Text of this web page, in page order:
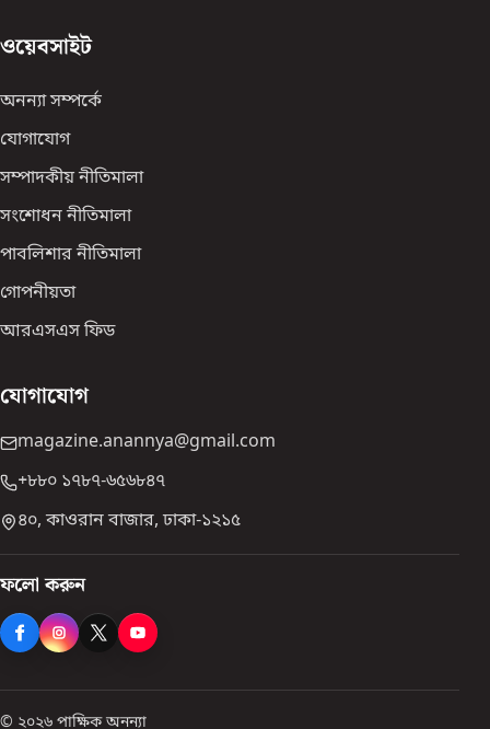
ওয়েবসাইট
অনন্যা সম্পর্কে
যোগাযোগ
সম্পাদকীয় নীতিমালা
সংশোধন নীতিমালা
পাবলিশার নীতিমালা
গোপনীয়তা
আরএসএস ফিড
যোগাযোগ
magazine.anannya@gmail.com
+৮৮০ ১৭৮৭-৬৫৬৮৪৭
৪০, কাওরান বাজার, ঢাকা-১২১৫
ফলো করুন
© ২০২৬ পাক্ষিক অনন্যা